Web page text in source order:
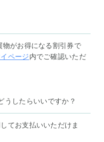
物がお得になる割引券で
ページ内でご確認いただ
うしたらいいですか？
てお支払いいただけま